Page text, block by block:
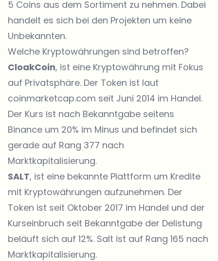
5 Coins aus dem Sortiment zu nehmen. Dabei
handelt es sich bei den Projekten um keine
Unbekannten.
Welche Kryptowährungen sind betroffen?
CloakCoin, ist eine Kryptowährung mit Fokus
auf Privatsphäre. Der Token ist laut
coinmarketcap.com seit Juni 2014 im Handel.
Der Kurs ist nach Bekanntgabe seitens
Binance um 20% im Minus und befindet sich
gerade auf Rang 377 nach
Marktkapitalisierung.
SALT, ist eine bekannte Plattform um Kredite
mit Kryptowährungen aufzunehmen. Der
Token ist seit Oktober 2017 im Handel und der
Kurseinbruch seit Bekanntgabe der Delistung
beläuft sich auf 12%. Salt ist auf Rang 165 nach
Marktkapitalisierung.